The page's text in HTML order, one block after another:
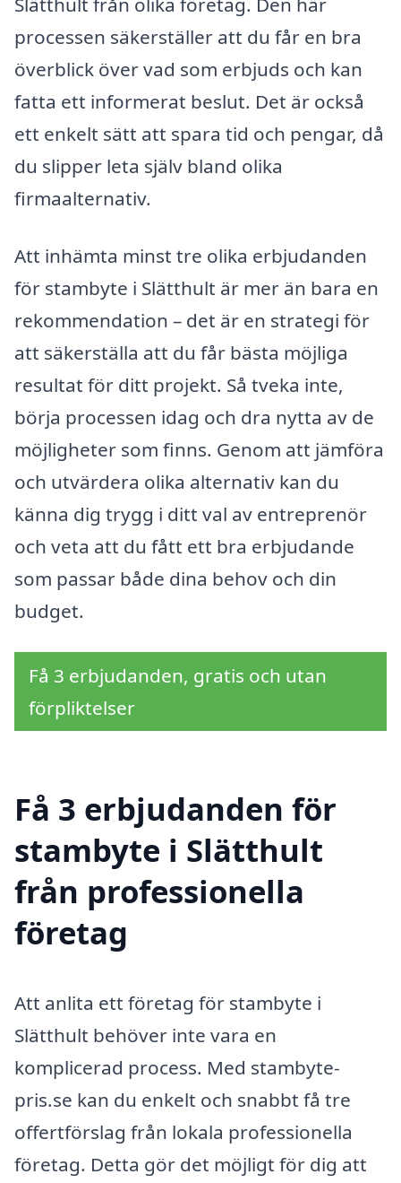
processen säkerställer att du får en bra
överblick över vad som erbjuds och kan
fatta ett informerat beslut. Det är också
ett enkelt sätt att spara tid och pengar, då
du slipper leta själv bland olika
firmaalternativ.
Att inhämta minst tre olika erbjudanden
för stambyte i Slätthult är mer än bara en
rekommendation – det är en strategi för
att säkerställa att du får bästa möjliga
resultat för ditt projekt. Så tveka inte,
börja processen idag och dra nytta av de
möjligheter som finns. Genom att jämföra
och utvärdera olika alternativ kan du
känna dig trygg i ditt val av entreprenör
och veta att du fått ett bra erbjudande
som passar både dina behov och din
budget.
Få 3 erbjudanden, gratis och utan
förpliktelser
Få 3 erbjudanden för
stambyte i Slätthult
från professionella
företag
Att anlita ett företag för stambyte i
Slätthult behöver inte vara en
komplicerad process. Med stambyte-
pris.se kan du enkelt och snabbt få tre
offertförslag från lokala professionella
företag. Detta gör det möjligt för dig att